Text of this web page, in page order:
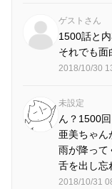
ゲストさん
1500話と
それでも面
2018/10/30
未設定
ん？1500
亜美ちゃん
雨が降って
舌を出し忘
2018/10/31